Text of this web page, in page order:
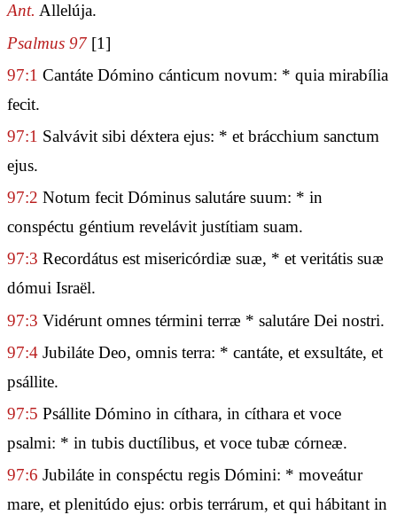
Ant. Allelúja.
Psalmus 97 [1]
97:1 Cantáte Dómino cánticum novum: * quia mirabília
fecit.
97:1 Salvávit sibi déxtera ejus: * et brácchium sanctum
ejus.
97:2 Notum fecit Dóminus salutáre suum: * in
conspéctu géntium revelávit justítiam suam.
97:3 Recordátus est misericórdiæ suæ, * et veritátis suæ
dómui Israël.
97:3 Vidérunt omnes términi terræ * salutáre Dei nostri.
97:4 Jubiláte Deo, omnis terra: * cantáte, et exsultáte, et
psállite.
97:5 Psállite Dómino in cíthara, in cíthara et voce
psalmi: * in tubis ductílibus, et voce tubæ córneæ.
97:6 Jubiláte in conspéctu regis Dómini: * moveátur
mare, et plenitúdo ejus: orbis terrárum, et qui hábitant in